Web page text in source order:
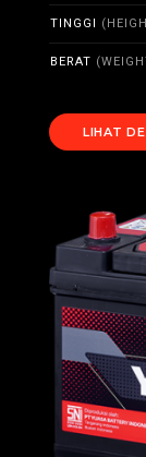
TINGGI
BERAT
LIHAT